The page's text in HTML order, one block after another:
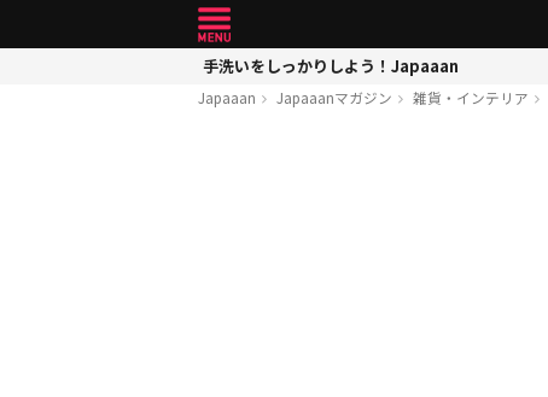
手洗いをしっかりしよう！Japaaan
Japaaan Japaaanマガジン 雑貨・インテリア